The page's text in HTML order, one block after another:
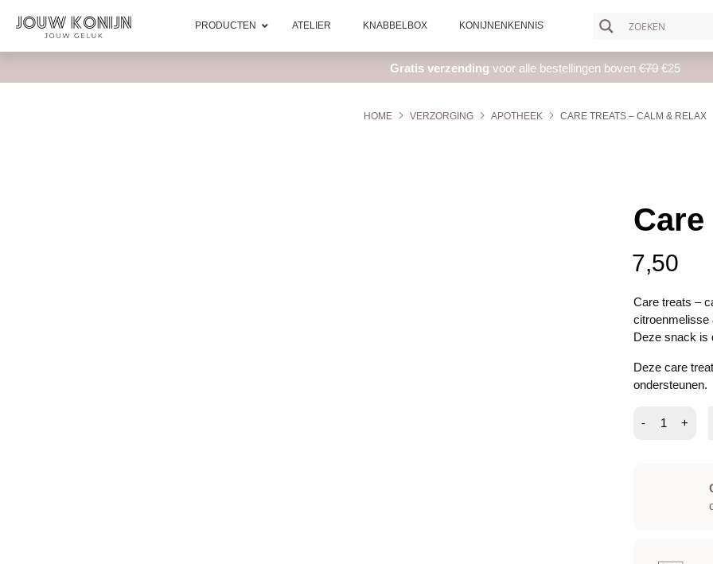
PRODUCTEN ATELIER KNABBELBOX KONIJNENKENNIS
Gratis verzending voor alle bestellingen boven€70€25
HOME VERZORGING APOTHEEK CARE TREATS – CALM & RELAX
7,50
Care treats –
citroenmelisse
Deze snack is
Deze care
ondersteunen.
-
treats
+